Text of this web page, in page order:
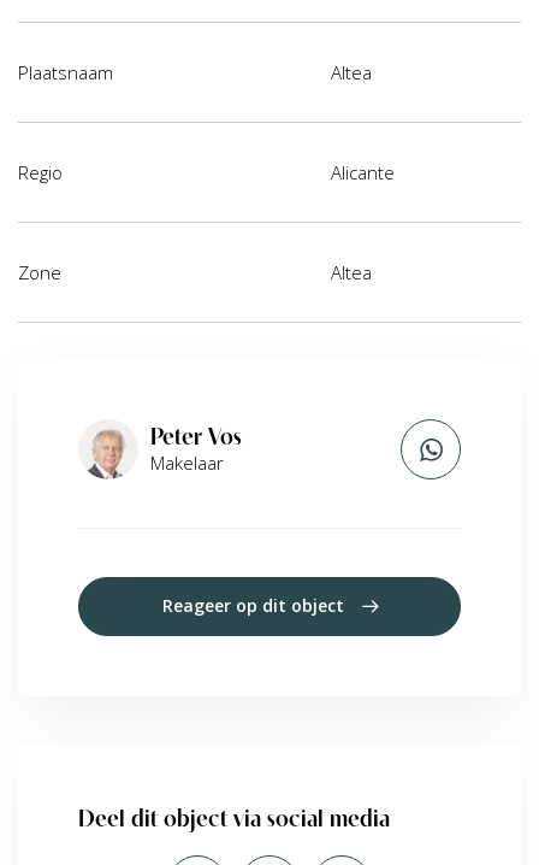
Plaatsnaam Altea
Regio Alicante
Zone Altea
Peter Vos
Makelaar
Reageer op dit object
Deel dit object via social media